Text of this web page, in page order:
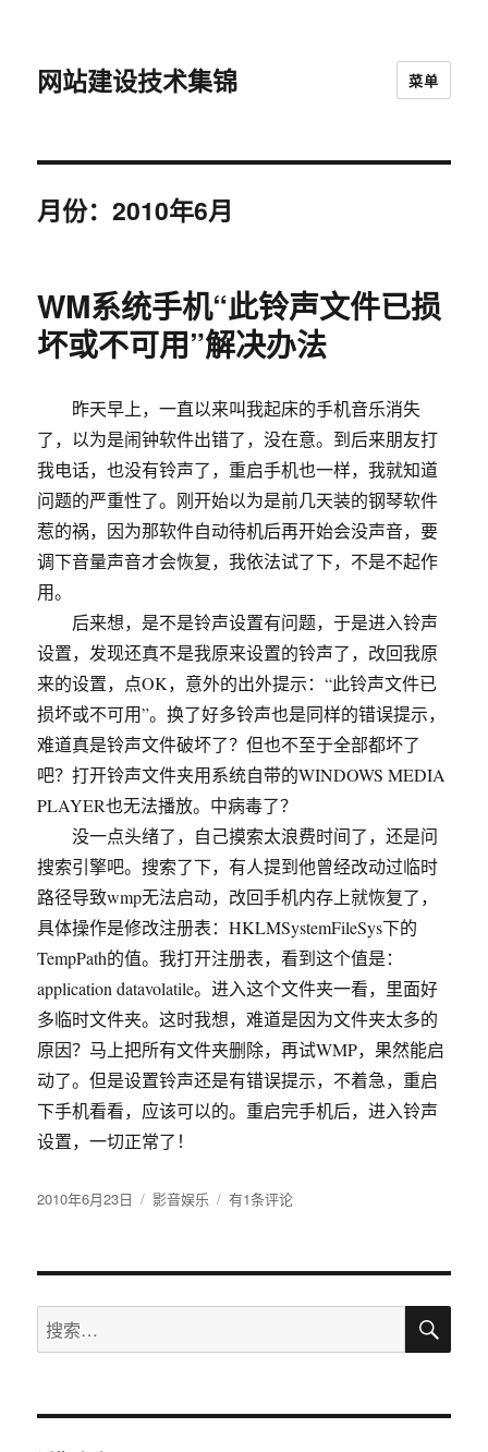
网站建设技术集锦 菜单
月份：2010年6月
WM系统手机“此铃声文件已损
坏或不可用”解决办法
昨天早上，一直以来叫我起床的手机音乐消失
了，以为是闹钟软件出错了，没在意。到后来朋友打
我电话，也没有铃声了，重启手机也一样，我就知道
问题的严重性了。刚开始以为是前几天装的钢琴软件
惹的祸，因为那软件自动待机后再开始会没声音，要
调下音量声音才会恢复，我依法试了下，不是不起作
用。
后来想，是不是铃声设置有问题，于是进入铃声
设置，发现还真不是我原来设置的铃声了，改回我原
来的设置，点OK，意外的出外提示：“此铃声文件已
损坏或不可用”。换了好多铃声也是同样的错误提示，
难道真是铃声文件破坏了？但也不至于全部都坏了
吧？打开铃声文件夹用系统自带的WINDOWS MEDIA
PLAYER也无法播放。中病毒了？
没一点头绪了，自己摸索太浪费时间了，还是问
搜索引擎吧。搜索了下，有人提到他曾经改动过临时
路径导致wmp无法启动，改回手机内存上就恢复了，
具体操作是修改注册表：HKLMSystemFileSys下的
TempPath的值。我打开注册表，看到这个值是：
application datavolatile。进入这个文件夹一看，里面好
多临时文件夹。这时我想，难道是因为文件夹太多的
原因？马上把所有文件夹删除，再试WMP，果然能启
动了。但是设置铃声还是有错误提示，不着急，重启
下手机看看，应该可以的。重启完手机后，进入铃声
设置，一切正常了！
发
2010年6月23日
分
影音娱乐
WM
手
“此
声
有1条评论
搜
索：
搜